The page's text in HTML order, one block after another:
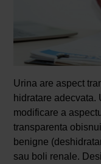
Urina are aspect
hidratare adecvata.
modificare a
transparenta
benigne
sau boli renale.